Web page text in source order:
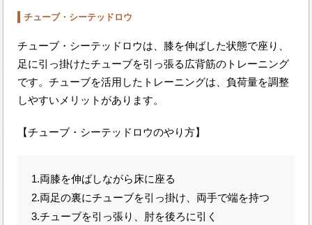
チューブ・シーテッドロウ
チューブ・シーテッドロウは、膝を伸ばした状態で座り、
足に引っ掛けたチューブを引っ張る広背筋のトレーニング
です。チューブを活用したトレーニングは、負荷量を調整
しやすいメリットがあります。
【チューブ・シーテッドロウのやり方】
1.両膝を伸ばしながら床に座る
2.両足の裏にチューブを引っ掛け、両手で端を持つ
3.チューブを引っ張り、肘を後ろに引く